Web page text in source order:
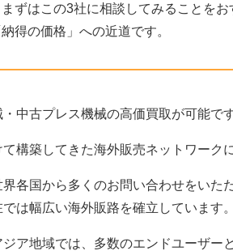
ずはこの3社に相談してみることを
得の価格」への近道です。
中古プレス機械の高価買取が可能で
構築してきた海外販売ネットワーク
各国から多くのお問い合わせをいた
は幅広い海外販路を確立しています。
ア地域では、多数のエンドユーザー